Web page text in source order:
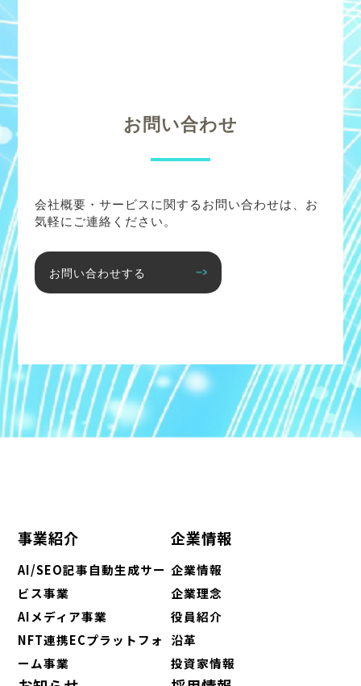
お問い合わせ
会社概要・サービスに関するお問い合わせは、お
気軽にご連絡ください。
お問い合わせする
事業紹介
AI/SEO記事自動生成サー
ビス事業
AIメディア事業
NFT連携ECプラットフォ
ーム事業
企業情報
企業情報
企業理念
役員紹介
沿革
投資家情報